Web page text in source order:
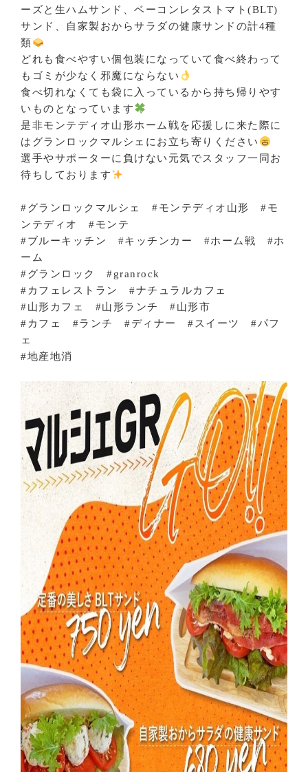
ーズと生ハムサンド、ベーコンレタストマト(BLT)
サンド、自家製おからサラダの健康サンドの計4種
類
どれも食べやすい個包装になっていて食べ終わって
もゴミが少なく邪魔にならない
食べ切れなくても袋に入っているから持ち帰りやす
いものとなっています
是非モンテディオ山形ホーム戦を応援しに来た際に
はグランロックマルシェにお立ち寄りください
選手やサポーターに負けない元気でスタッフ一同お
待ちしております
#グランロックマルシェ #モンテディオ山形 #モ
ンテディオ #モンテ
#ブルーキッチン #キッチンカー #ホーム戦 #ホ
ーム
#グランロック #granrock
#カフェレストラン #ナチュラルカフェ
#山形カフェ #山形ランチ #山形市
#カフェ #ランチ #ディナー #スイーツ #パフ
ェ
#地産地消